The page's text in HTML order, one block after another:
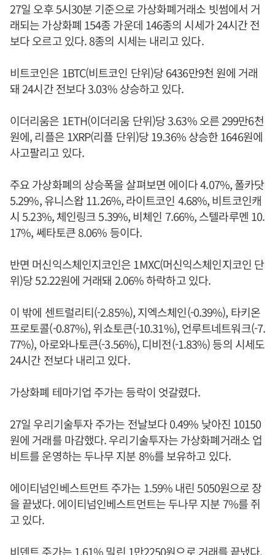
27일 오후 5시30분 기준으로 가상화폐거래소 빗썸에서 거
래되는 가상화폐 154종 가운데 146종의 시세가 24시간 전
보다 오르고 있다. 8종의 시세는 내리고 있다.
비트코인은 1BTC(비트코인 단위)당 6436만9천 원에 거래
돼 24시간 전보다 3.03% 상승하고 있다.
이더리움은 1ETH(이더리움 단위)당 3.63% 오른 299만6천
원에, 리플은 1XRP(리플 단위)당 19.36% 상승한 1646원에
사고팔리고 있다.
주요 가상화폐의 상승폭을 살펴보면 에이다 4.07%, 폴카닷
5.29%, 유니스왑 11.26%, 라이트코인 4.68%, 비트코인캐
시 5.23%, 체인링크 5.39%, 비체인 7.66%, 스텔라루멘 10.
17%, 쎄타토큰 8.06% 등이다.
반면 머신익스체인지코인은 1MXC(머신익스체인지코인 단
위)당 52.22원에 거래돼 2.06% 하락하고 있다.
이 밖에 센트럴리티(-2.85%), 지엑스체인(-0.39%), 타키온
프로토콜(-0.87%), 위쇼토큰(-10.31%), 언루트네트워크(-7.
77%), 아로와나토큰(-3.56%), 디비전(-1.83%) 등의 시세도
24시간 전보다 내리고 있다.
가상화폐 테마기업 주가는 등락이 엇갈렸다.
27일 우리기술투자 주가는 전날보다 0.49% 낮아진 10150
원에 거래를 마감했다. 우리기술투자는 가상화폐거래소 업
비트를 운영하는 두나무 지분 8%를 보유하고 있다.
에이티넘인베스트먼트 주가는 1.59% 내린 5050원으로 장
을 끝냈다. 에이티넘인베스트먼트는 두나무 지분 7%를 쥐
고 있다.
비덴트 주가는 1.61% 밀린 1만2250원으로 거래를 끝냈다.